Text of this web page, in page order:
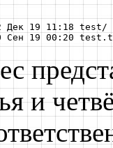
19 11:18 test/
19 00:20
и